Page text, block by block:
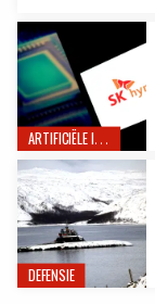
ARTIFICIËLE INTELLIGENTIE
DEFENSIE